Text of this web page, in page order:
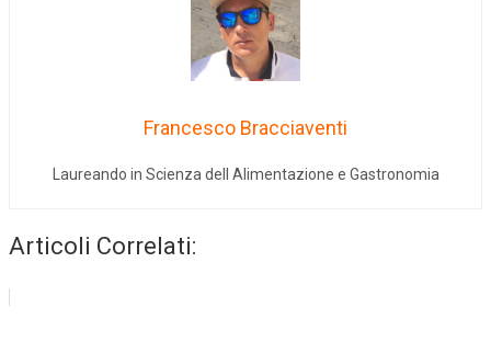
Francesco Bracciaventi
Laureando in Scienza dell Alimentazione e Gastronomia
Articoli Correlati: